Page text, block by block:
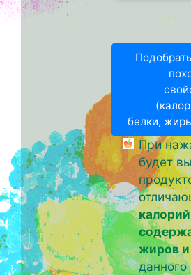
белки,
При
будет
жиров и
данного